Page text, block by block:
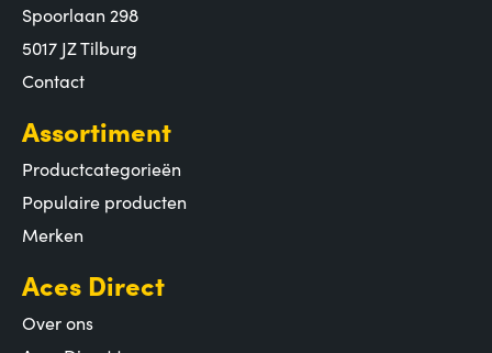
Spoorlaan 298
5017 JZ Tilburg
Contact
Assortiment
Productcategorieën
Populaire producten
Merken
Aces Direct
Over ons